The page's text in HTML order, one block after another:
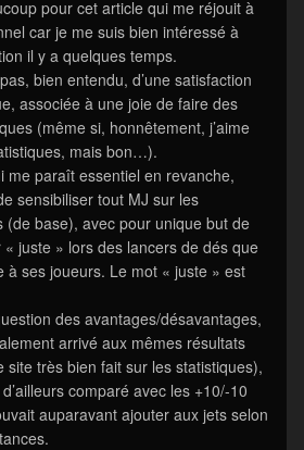
pour cet article qui me réjouit à
car je me suis bien intéressé à
il y a quelques temps.
bien entendu, d’une satisfaction
associée à une joie de faire des
(même si, honnêtement, j’aime
mais bon…).
me paraît essentiel en revanche,
sensibiliser tout MJ sur les
(de base), avec pour unique but de
« juste » lors des lancers de dés que
à ses joueurs. Le mot « juste » est
des avantages/désavantages,
arrivé aux mêmes résultats
site très bien fait sur les statistiques),
d’ailleurs comparé avec les +10/-10
auparavant ajouter aux jets selon